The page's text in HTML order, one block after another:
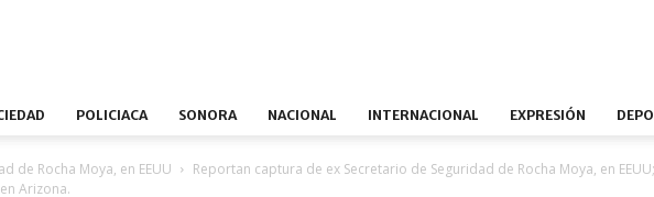
POLICIACA SONORA NACIONAL INTERNACIONAL EXPRESIÓN
de Rocha Moya, en EEUU
Reportan captura de ex Secretario de Seguridad de Rocha Moya, en
Arizona.